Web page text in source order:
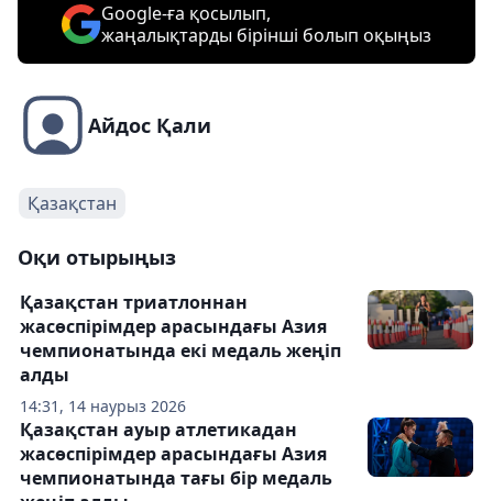
Google-ға қосылып,
жаңалықтарды бірінші болып оқыңыз
Айдос Қали
Қазақстан
Оқи отырыңыз
14:31, 14 наурыз 2026
Қазақстан триатлоннан
жасөспірімдер арасындағы Азия
чемпионатында екі медаль жеңіп
алды
Қазақстан ауыр атлетикадан
жасөспірімдер арасындағы Азия
чемпионатында тағы бір медаль